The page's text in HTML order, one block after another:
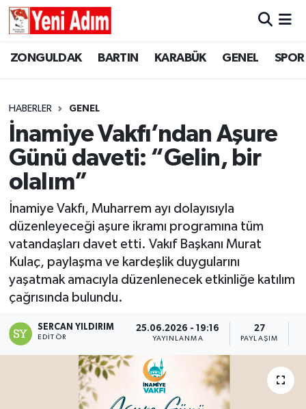
ZONGULDAK BARTIN KARABÜK GENEL SPOR
HABERLER GENEL
İnamiye Vakfı’ndan Aşure
Günü daveti: “Gelin, bir
olalım”
İnamiye Vakfı, Muharrem ayı dolayısıyla
düzenleyeceği aşure ikramı programına tüm
vatandaşları davet etti. Vakıf Başkanı Murat
Kulaç, paylaşma ve kardeşlik duygularını
yaşatmak amacıyla düzenlenecek etkinliğe katılım
çağrısında bulundu.
SERCAN YILDIRIM
EDITÖR
25.06.2026 - 19:16
YAYINLANMA
27
PAYLAŞIM
ZONGULDAK
ASAYİŞ
GÜNCEL
SİYASET
RESMİ İLAN
ZONGULDAK
KARABÜK
GENEL
SPOR
SİYASET
SAĞLIK
GÜNCEL
RESMİ İLAN
Zonguldak Hava Durumu
Süper Lig Puan Durumu ve Fikstür
Tüm Manşetler
Son Dakika Haberleri
Haber Arşivi